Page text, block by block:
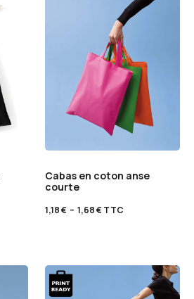
Cabas en coton anse
courte
1,18€ – 1,68€TTC